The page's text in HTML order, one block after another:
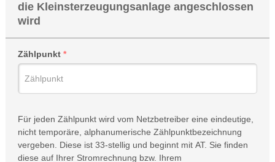
die Kleinsterzeugungsanlage angeschlossen
wird
Zählpunkt
Für jeden Zählpunkt wird vom Netzbetreiber eine eindeutige,
nicht temporäre, alphanumerische Zählpunktbezeichnung
vergeben. Diese ist 33-stellig und beginnt mit AT. Sie finden
diese auf Ihrer Stromrechnung bzw. Ihrem